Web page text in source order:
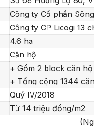
Công ty Cổ phần
Công ty CP Licogi 13
4.6 ha
Căn hộ
+ Gồm 2 block căn
+ Tổng cộng 1344
Quý IV/2018
Từ 14 triệu đồng/m2